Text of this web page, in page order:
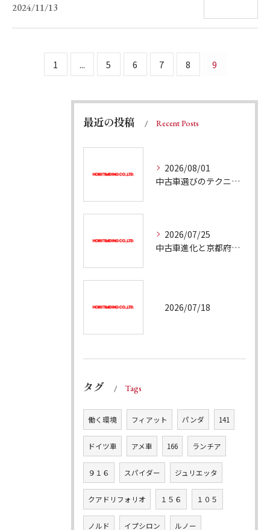
2024/11/13
1 ... 5 6 7 8 9
最近の投稿 Recent Posts
2026/08/01
中古車選びのテクニックで失敗しない中古車販売の見極めポイント徹底解説
2026/07/25
中古車進化と京都府向日市で安心できる中古車販売の選び方
2026/07/18
タグ Tags
働く環境 フィアット パンダ 141
ドイツ車 アメ車 166 ランチア
９１６ スパイダー ジュリエッタ
クアドリフォリオ １５６ １０５
ノルド イプシロン ルノー